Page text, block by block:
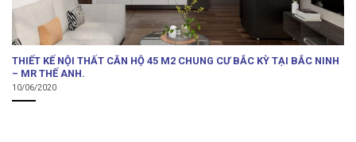
THIẾT KẾ NỘI THẤT CĂN HỘ 45 M2 CHUNG CƯ BẮC KỲ TẠI BẮC NINH
– MR THẾ ANH.
10/06/2020